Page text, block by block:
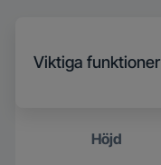
Viktiga funktioner
Höjd